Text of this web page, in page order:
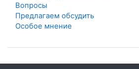
Вопросы
Предлагаем обсудить
Особое мнение